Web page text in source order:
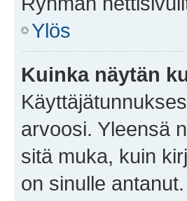
Ylös
Kuinka näytän
arvoosi. Yleensä
sitä muka, kuin
on sinulle